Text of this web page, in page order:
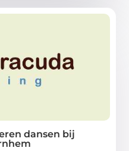
dansen bij